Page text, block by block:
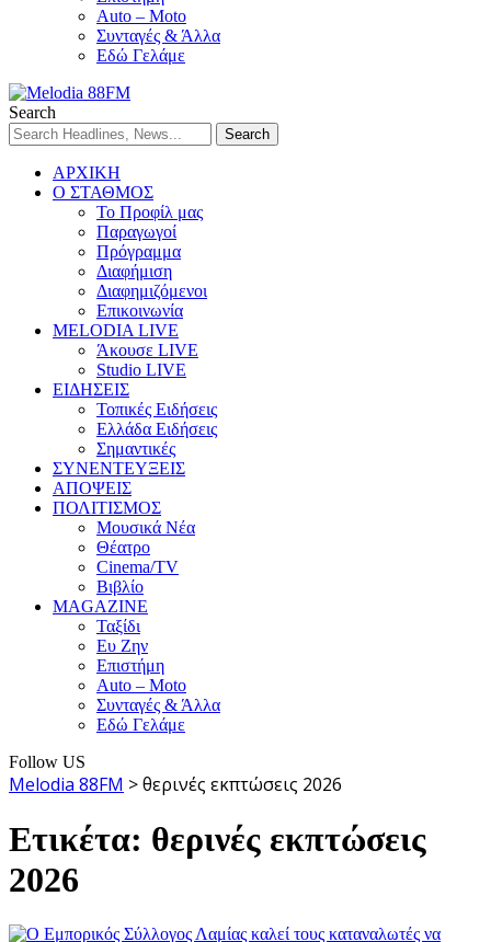
Auto – Moto
Συνταγές & Άλλα
Εδώ Γελάμε
Search
ΑΡΧΙΚΗ
Ο ΣΤΑΘΜΟΣ
Το Προφίλ μας
Παραγωγοί
Πρόγραμμα
Διαφήμιση
Διαφημιζόμενοι
Επικοινωνία
MELODIA LIVE
Άκουσε LIVE
Studio LIVE
ΕΙΔΗΣΕΙΣ
Τοπικές Ειδήσεις
Ελλάδα Ειδήσεις
Σημαντικές
ΣΥΝΕΝΤΕΥΞΕΙΣ
ΑΠΟΨΕΙΣ
ΠΟΛΙΤΙΣΜΟΣ
Μουσικά Νέα
Θέατρο
Cinema/TV
Βιβλίο
MAGAZINE
Ταξίδι
Ευ Ζην
Επιστήμη
Auto – Moto
Συνταγές & Άλλα
Εδώ Γελάμε
Follow US
Melodia 88FM >θερινές εκπτώσεις 2026
Ετικέτα: θερινές εκπτώσεις
2026